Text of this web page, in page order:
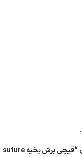
اولین نفری باشید که دیدگاهی را ارسال می کنید برای “قیچی برش بخیه suture